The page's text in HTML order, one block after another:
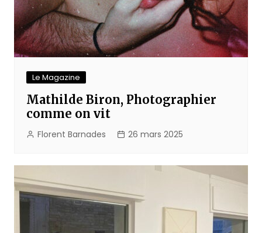
Le Magazine
Mathilde Biron, Photographier
comme on vit
Florent Barnades 26 mars 2025